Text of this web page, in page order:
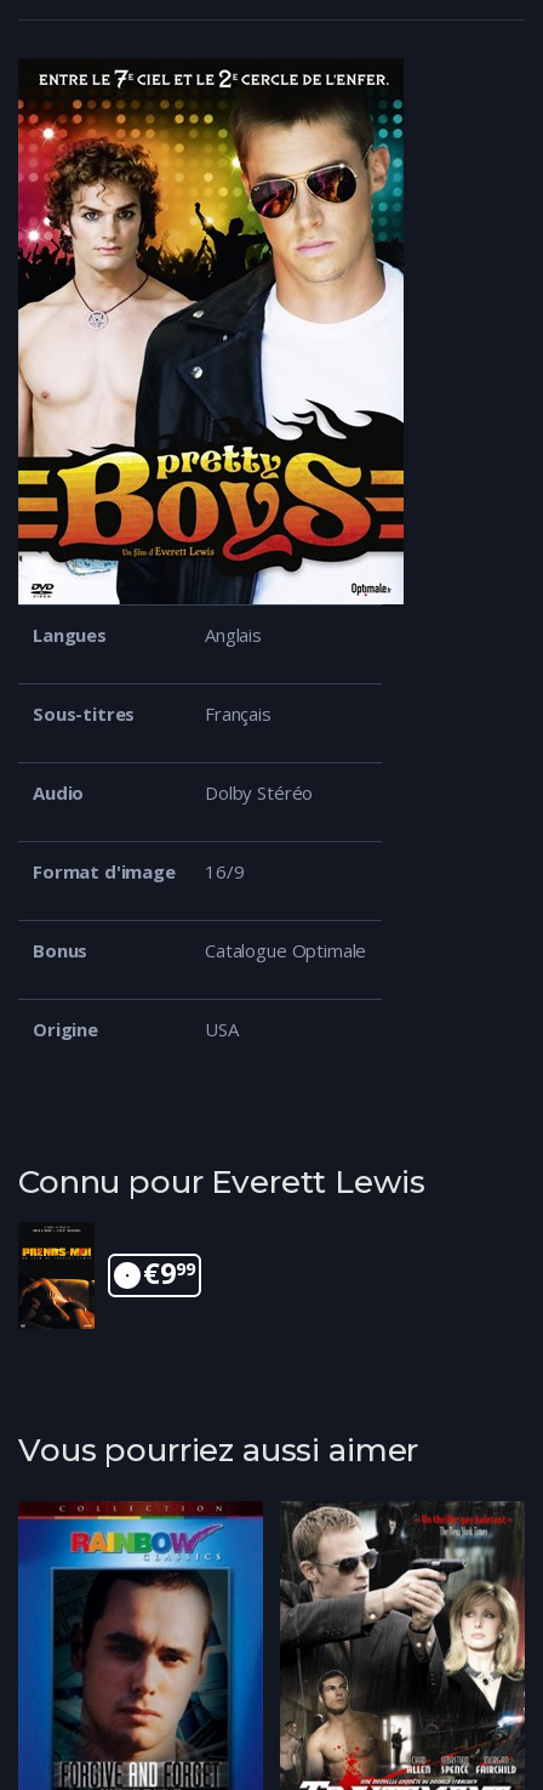
Langues Anglais
Sous-titres Français
Audio Dolby Stéréo
Format d'image 16/9
Bonus Catalogue Optimale
Origine USA
Connu pour Everett Lewis
€999
Vous pourriez aussi aimer